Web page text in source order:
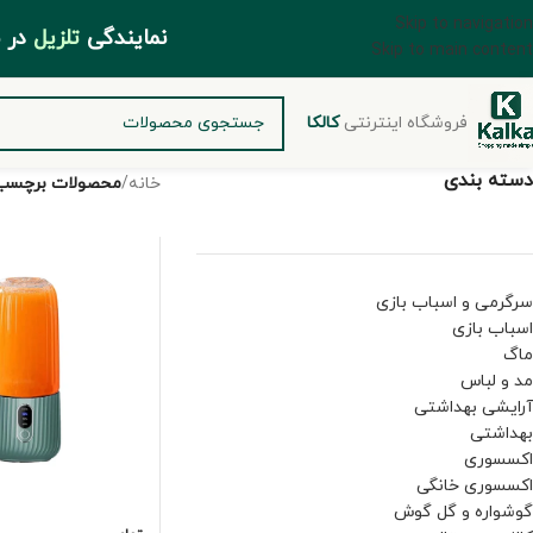
Skip to navigation
Skip to main content
تلزیل
فروشگاه اینترنتیکالکا
دسته بندی
سرگرمی و اسباب بازی
اسباب بازی
ماگ
مد و لباس
آرایشی بهداشتی
بهداشتی
اکسسوری
اکسسوری خانگی
گوشواره و گل گوش
خانه/محصولات